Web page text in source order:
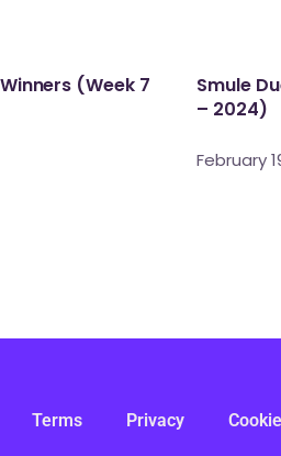
(Week 7
Smule
– 2024)
February
Terms Privacy